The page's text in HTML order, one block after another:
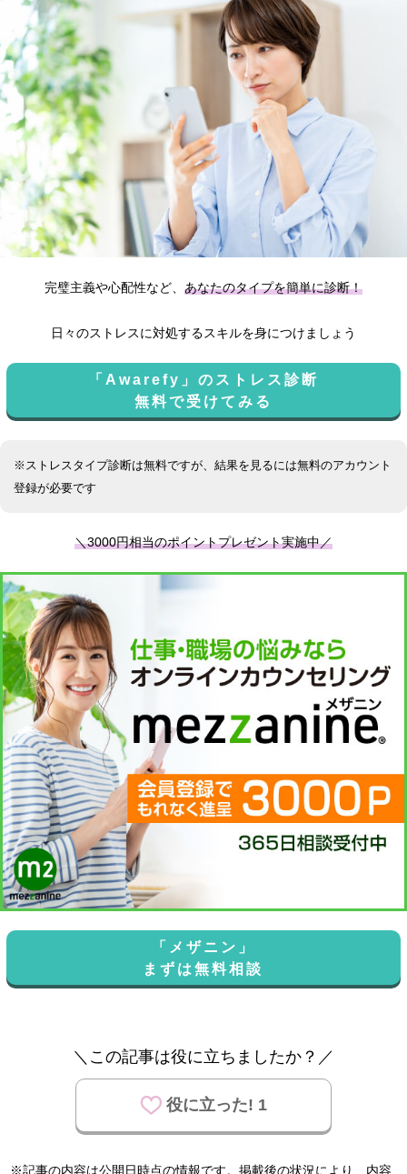
完璧主義や心配性など、 あなたのタイプを簡単に診断！
日々のストレスに対処するスキルを身につけましょう
「Awarefy」のストレス診断
無料で受けてみる
※ストレスタイプ診断は無料ですが、結果を見るには無料のアカウント
登録が必要です
＼3000円相当のポイントプレゼント実施中／
「メザニン」
まずは無料相談
＼この記事は役に立ちましたか？／
役に立った! 1
※記事の内容は公開日時点の情報です。掲載後の状況により、内容